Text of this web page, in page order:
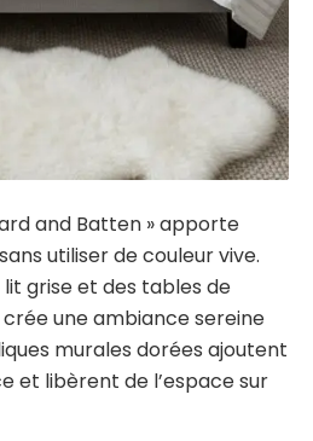
and Batten » apporte
utiliser de couleur vive.
grise et des tables de
une ambiance sereine
murales dorées ajoutent
et libèrent de l’espace sur